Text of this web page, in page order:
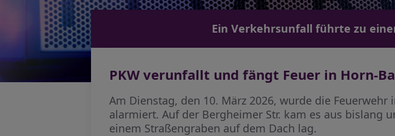
Ein Verkehrsunfall führte zu
PKW verunfallt und fängt Feuer in Horn-
Am Dienstag, den 10. März 2026, wurde die
alarmiert. Auf der Bergheimer Str. kam es aus bislang
einem Straßengraben auf dem Dach lag.